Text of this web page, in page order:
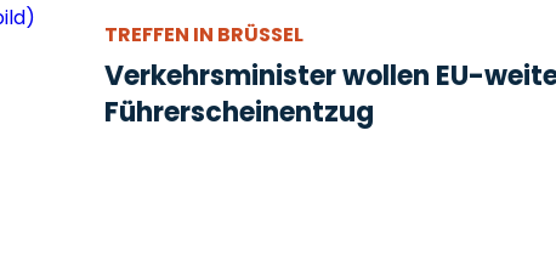
TREFFEN IN BRÜSSEL
Verkehrsminister wollen EU-
Führerscheinentzug